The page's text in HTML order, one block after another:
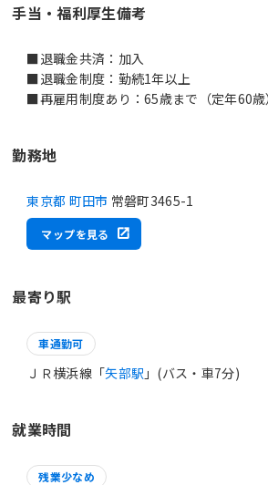
手当・福利厚生備考
■退職金共済：加入
■退職金制度：勤続1年以上
■再雇用制度あり：65歳まで（定年60歳
勤務地
東京都 町田市 常磐町3465-1
マップを見る
最寄り駅
車通勤可
ＪＲ横浜線「矢部駅 」(バス・車7分)
就業時間
残業少なめ